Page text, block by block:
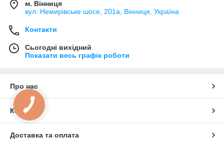
м. Вінниця
вул. Немирівське шосе, 201а, Вінниця, Україна
Контакти
Сьогодні вихідний
Показати весь графік роботи
Про нас
Контакти
Доставка та оплата
КНОПКА
ЗВ'ЯЗКУ